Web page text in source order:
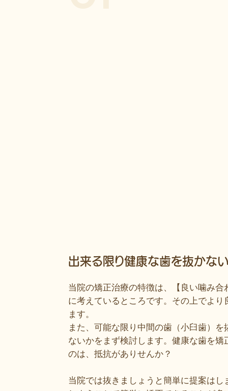
出来る限り健康な歯を抜かな
当院の矯正治療の特徴は、【良い噛み合
に考えているところです。その上でより
ます。
また、可能な限り中間の歯（小臼歯）
ないかをまず検討します。健康な歯を矯
のは、抵抗がありせんか？
当院では抜きましょうと簡単に提案はし